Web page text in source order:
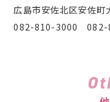
広島市安佐北区安佐
082-810-3000 082-